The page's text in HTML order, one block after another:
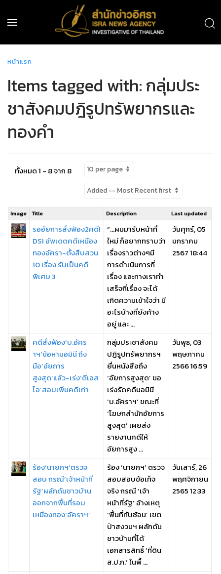
หน้าแรก
Items tagged with: กลุ่มประ
ชาสังคมปฎิรูปทรัพยากรและ
ทองคำ
ทั้งหมด 1 - 8 จาก 8
Image Title Description Last updated
รออัยการสั่งฟ้อง2คดี!
DSI อัพเดตคดีเหมือง
ทองอัครา-ตั้งสืบสวน
10 เรื่อง รับเป็นคดี
พิเศษ 3
“…ผมมารับหน้าที่
ใหม่ ก็อยากทราบว่า
เรื่องราวต่างๆมี
การดำเนินการกี่
เรื่อง และทางเราทำ
เสร็จกี่เรื่อง จะได้
เกิดความเข้าใจว่า มี
อะไรบ้างที่ยังค้าง
อยู่ และ ...
วันศุกร์, 05
มกราคม
2567 18:44
คดีสั่งฟ้อง‘บ.อัคร
าฯ’ข้อหานอมินี ถึง
มือ‘อัยการ
สูงสุด’แล้ว-เร่ง‘ดีเอส
ไอ’สอบเพิ่มคดีเก่า
กลุ่มประชาสังคม
ปฏิรูปทรัพยากรฯ
ยื่นหนังสือถึง
‘อัยการสูงสุด’ ขอ
เร่งรัดคดีนอมินี
‘บ.อัคราฯ’ ขณะที่
‘โฆษกสำนักอัยการ
สูงสุด’ เผยส่ง
รายงานคดีให้
อัยการสูง ...
วันพุธ, 03
พฤษภาคม
2566 16:59
ร้อง‘นายกฯ’ตรวจ
สอบ กรณี‘เจ้าหน้าที่
รัฐ’ผลักดันชาวบ้าน
ออกจากพื้นที่รอบ
เหมืองทอง‘อัคราฯ’
ร้อง ‘นายกฯ’ ตรวจ
สอบสอบข้อเท็จ
จริง กรณี ‘เจ้า
หน้าที่รัฐ’ อ้างเหตุ
‘พื้นที่ทับซ้อน’ เขต
ป่าสงวนฯ ผลักดัน
ชาวบ้านที่ได้
เอกสารสิทธิ์ ‘ที่ดิน
ส.ป.ก.’ ในพื้ ...
วันเสาร์, 26
พฤศจิกายน
2565 12:33